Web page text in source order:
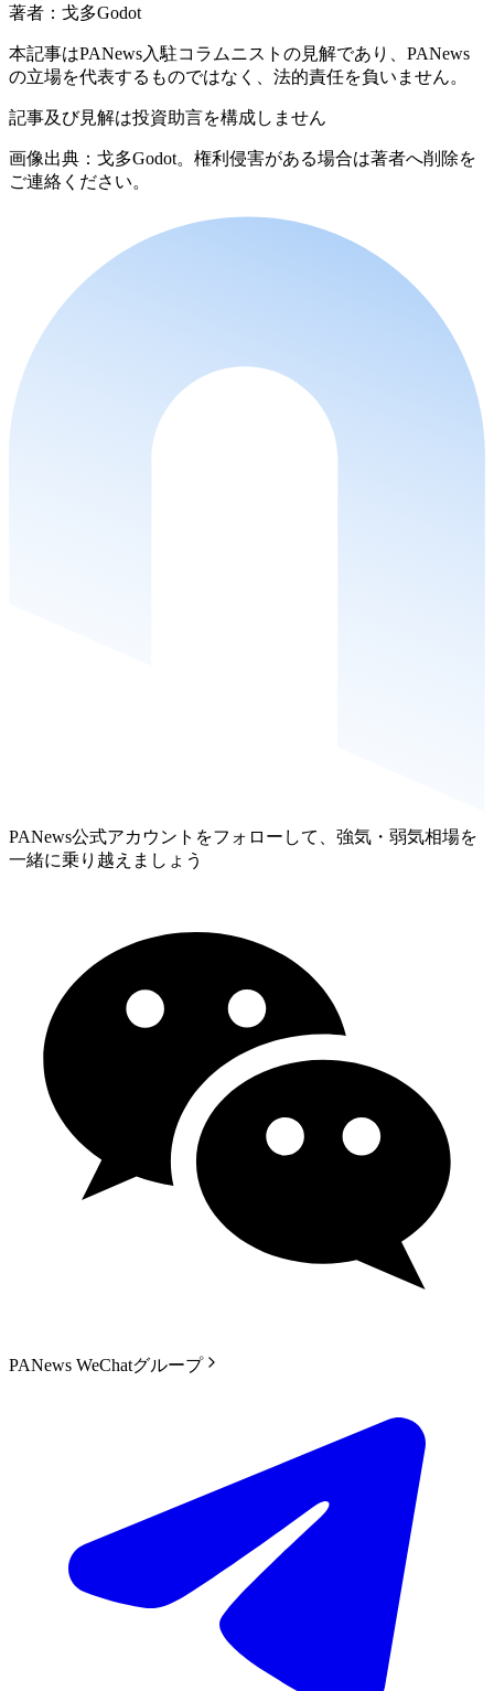
著者：戈多Godot
本記事はPANews入駐コラムニストの見解であり、PANews
の立場を代表するものではなく、法的責任を負いません。
記事及び見解は投資助言を構成しません
画像出典：戈多Godot。権利侵害がある場合は著者へ削除を
ご連絡ください。
PANews公式アカウントをフォローして、強気・弱気相場を
一緒に乗り越えましょう
PANews WeChatグループ